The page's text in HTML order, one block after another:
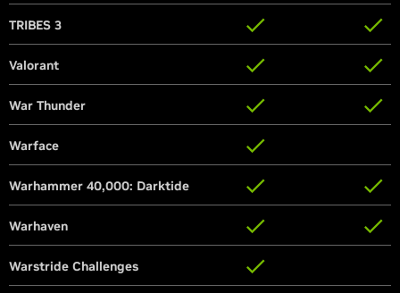
TRIBES 3
Valorant
War Thunder
Warface
Warhammer 40,000: Darktide
Warhaven
Warstride Challenges
TRIBES 3
Valorant
War Thunder
Warface
Warhammer 40,000: Darktide
Warhaven
Warstride Challenges